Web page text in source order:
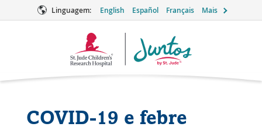
Linguagem: English Español Français Mais
Logotipo
COVID-19 e febre